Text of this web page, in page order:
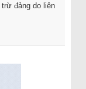
đảng do liên